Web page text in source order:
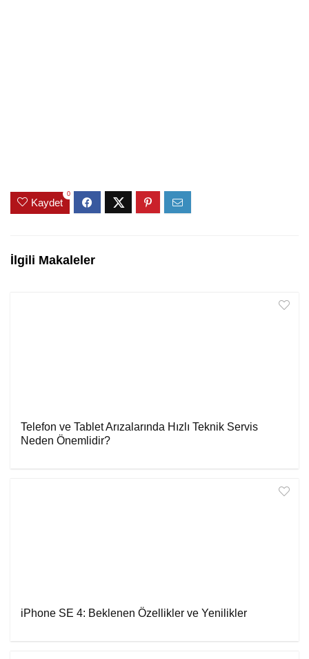
Kaydet
0
İlgili Makaleler
Telefon ve Tablet Arızalarında Hızlı Teknik Servis
Neden Önemlidir?
iPhone SE 4: Beklenen Özellikler ve Yenilikler